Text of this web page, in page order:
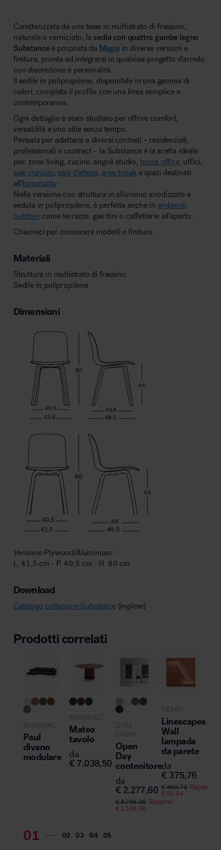
Caratterizzata da una base in multistrato di frassino,
naturale o verniciato, la sedia con quattro gambe legno
Substance è proposta da Magis in diverse versioni e
finiture, pronta ad integrarsi in qualsiasi progetto d’arredo
con discrezione e personalità.
Il sedile in polipropilene, disponibile in una gamma di
colori, completa il profilo con una linea semplice e
contemporanea.
Ogni dettaglio è stato studiato per offrire comfort,
versatilità e uno stile senza tempo.
Pensata per adattarsi a diversi contesti – residenziali,
professionali e contract – la Substance è la scelta ideale
per: zone living, cucine, angoli studio, home office, uffici,
sale riunioni, sale d’attesa, aree breake spazi destinati
all’hospitality.
Nella versione con struttura in alluminio anodizzato e
seduta in polipropilene, è perfetta anche in ambienti
outdoorcome terrazze, giardini o caffetterie all’aperto.
Chiamaci per conoscere modelli e finiture.
Materiali
Struttura in multistrato di frassino
Sedile in polipropilene
Dimensioni
Versione Plywood/Aluminium:
L. 41,5 cm - P. 49,5 cm - H. 80 cm
Download
Catalogo collezione Substance(inglese)
Prodotti correlati
...
Molteni&C
Paul
divano
modulare
Molteni&C
Mateo
tavolo
da
€ 7.038,50
...
Della
Chiara
Open
Day
contenitore
da
€ 2.277,60
€3.796,00 Risparmi
€1.518,40
NEMO
Linescapes
Wall
lampada
da parete
da
€ 375,76
€469,70 Risparmi
€93,94
€